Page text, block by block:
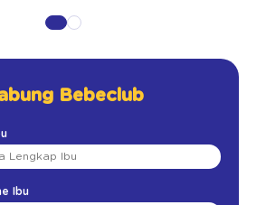
Bebeclub
Ibu